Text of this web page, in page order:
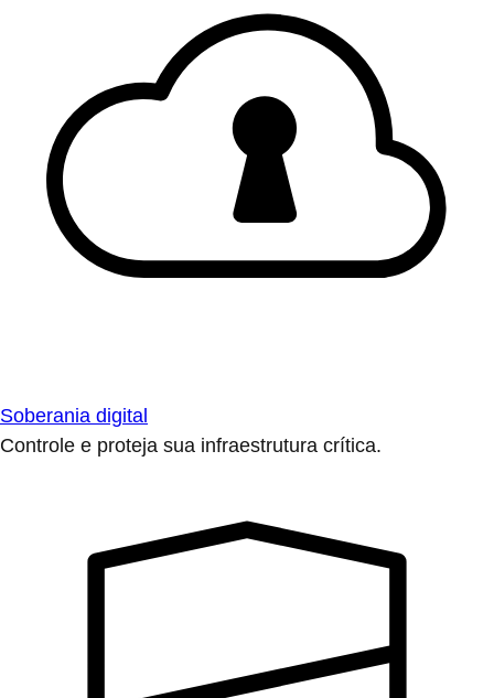
Soberania digital
Controle e proteja sua infraestrutura crítica.